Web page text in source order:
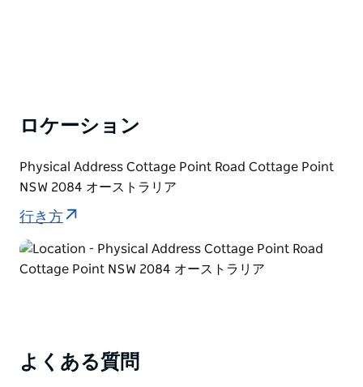
ロケーション
Physical Address Cottage Point Road Cottage Point
NSW 2084 オーストラリア
行き方
よくある質問